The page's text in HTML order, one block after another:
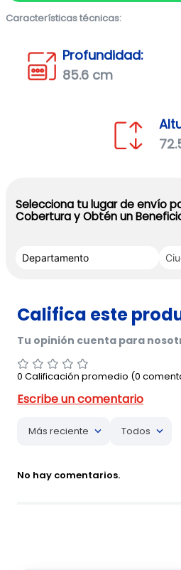
Características técnicas:
Profundidad:
85.6 cm
Selecciona tu lugar de envío
Cobertura y Obtén un
0 Calificación promedio (0
Más reciente Todos
No hay comentarios.